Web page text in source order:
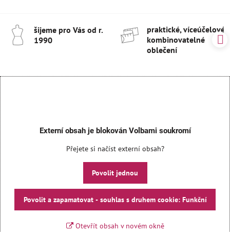
šijeme pro Vás od r​.
1990
praktické, víceúčelové
kombinovatelné
oblečení
Externí obsah je blokován Volbami soukromí
Přejete si načíst externí obsah?
Povolit jednou
Povolit a zapamatovat - souhlas s druhem cookie: Funkční
Otevřít obsah v novém okně